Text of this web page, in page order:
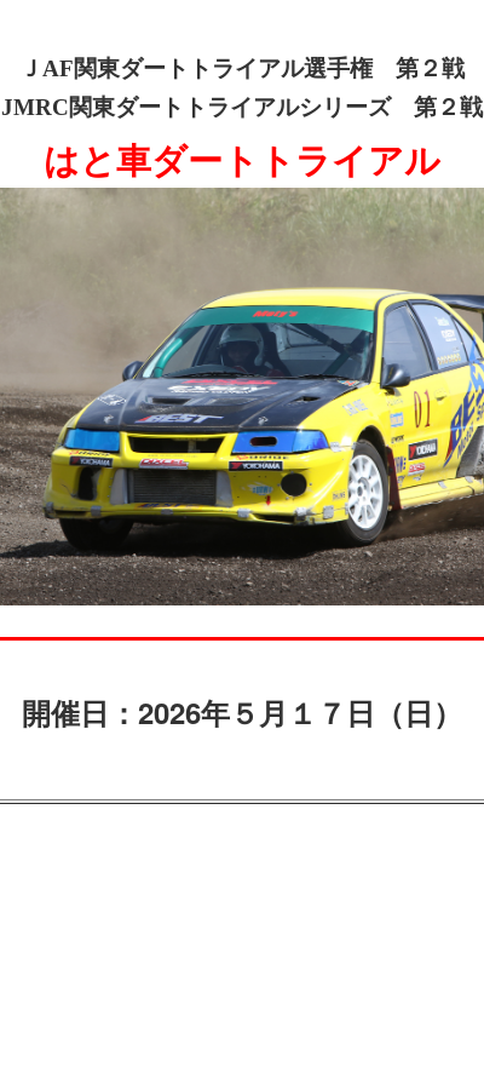
ＪAF関東ダートトライアル選手権 第２戦
JMRC関東ダートトライアルシリーズ 第２戦
はと車ダートトライアル
開催日：2026年５月１７日（日）